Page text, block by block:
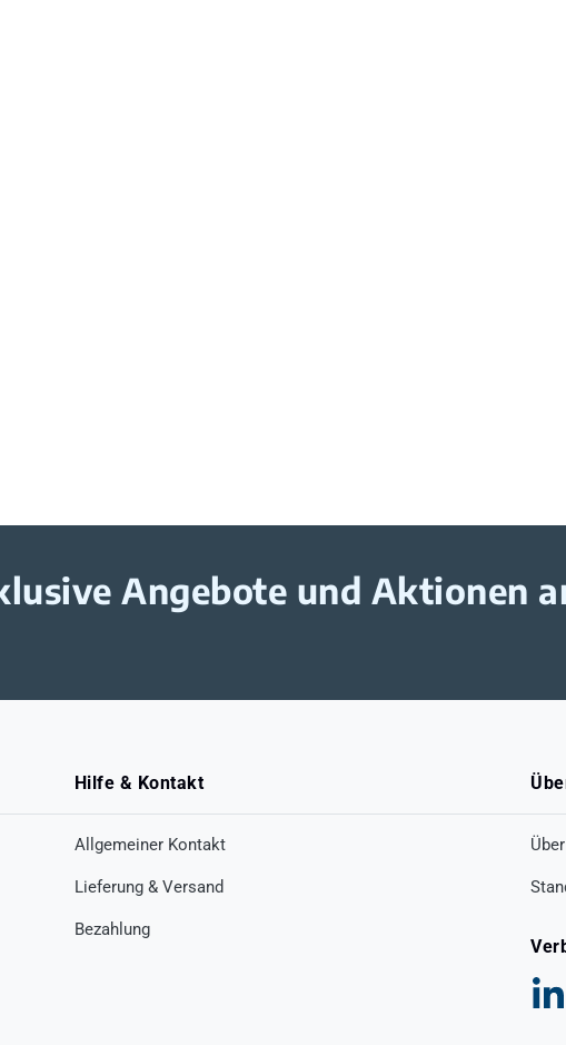
Angebote und Aktionen
Hilfe & Kontakt
Allgemeiner Kontakt
Lieferung & Versand
Bezahlung